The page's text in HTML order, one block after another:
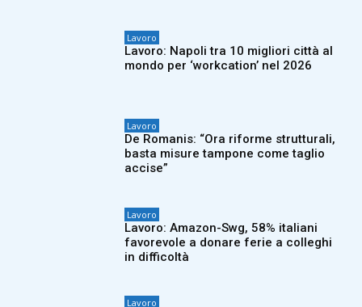
Lavoro
Lavoro: Napoli tra 10 migliori città al
mondo per ‘workcation’ nel 2026
Lavoro
De Romanis: “Ora riforme strutturali,
basta misure tampone come taglio
accise”
Lavoro
Lavoro: Amazon-Swg, 58% italiani
favorevole a donare ferie a colleghi
in difficoltà
Lavoro